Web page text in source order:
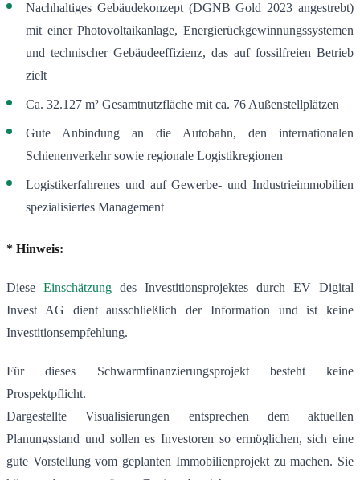
Nachhaltiges Gebäudekonzept (DGNB Gold 2023 angestrebt)
mit einer Photovoltaikanlage, Energierückgewinnungssystemen
und technischer Gebäudeeffizienz, das auf fossilfreien Betrieb
zielt
Ca. 32.127 m² Gesamtnutzfläche mit ca. 76 Außenstellplätzen
Gute Anbindung an die Autobahn, den internationalen
Schienenverkehr sowie regionale Logistikregionen
Logistikerfahrenes und auf Gewerbe- und Industrieimmobilien
spezialisiertes Management
* Hinweis:
Diese Einschätzung des Investitionsprojektes durch EV Digital
Invest AG dient ausschließlich der Information und ist keine
Investitionsempfehlung.
Für dieses Schwarmfinanzierungsprojekt besteht keine
Prospektpflicht.
Dargestellte Visualisierungen entsprechen dem aktuellen
Planungsstand und sollen es Investoren so ermöglichen, sich eine
gute Vorstellung vom geplanten Immobilienprojekt zu machen. Sie